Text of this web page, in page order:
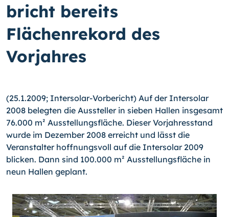
bricht bereits
Flächenrekord des
Vorjahres
(25.1.2009; Intersolar-Vorbericht) Auf der Intersolar
2008 belegten die Aussteller in sieben Hallen insgesamt
76.000 m² Ausstellungsfläche. Dieser Vorjahresstand
wurde im Dezember 2008 erreicht und lässt die
Veranstalter hoffnungsvoll auf die Intersolar 2009
blicken. Dann sind 100.000 m² Ausstellungsfläche in
neun Hallen geplant.